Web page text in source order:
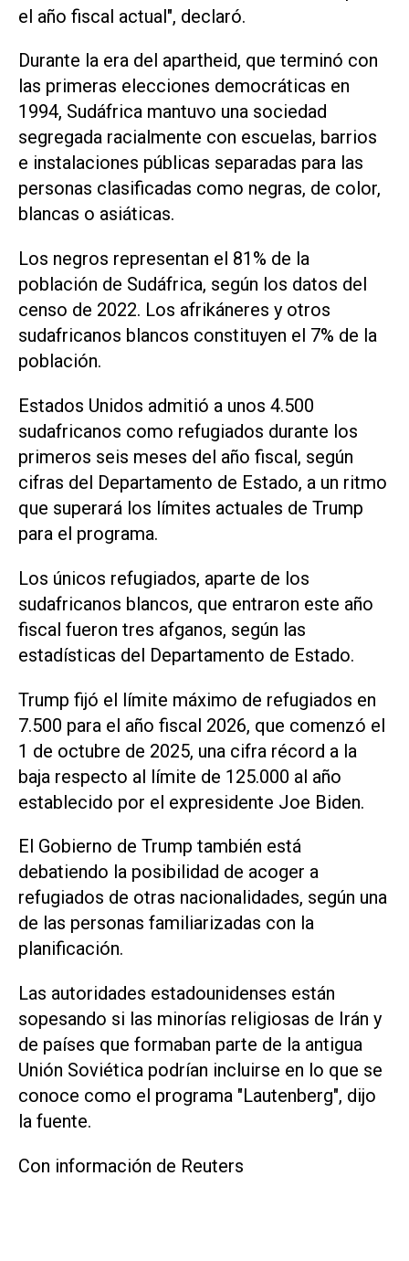
el año fiscal actual", declaró.
Durante la era del apartheid, que terminó con
las primeras elecciones democráticas en
1994, Sudáfrica mantuvo una sociedad
segregada ⁠racialmente con escuelas, barrios
e instalaciones públicas separadas para las
personas clasificadas como negras, de color,
blancas o asiáticas.
Los negros representan el 81% de la
población de Sudáfrica, según los datos del
censo de 2022. Los afrikáneres y otros
sudafricanos blancos constituyen el 7% de la
población.
Estados Unidos admitió a unos 4.500
sudafricanos como refugiados durante los
primeros seis meses del año fiscal, según
cifras del Departamento de Estado, ‌a un ritmo
que superará los límites actuales de Trump
para el programa.
Los únicos refugiados, aparte de los
sudafricanos blancos, que entraron este año
fiscal fueron tres afganos, según las
estadísticas del Departamento de Estado.
Trump fijó el límite máximo de refugiados en
7.500 para el año fiscal 2026, que comenzó el
1 de octubre ‌de 2025, una cifra récord a la
baja respecto al límite de 125.000 al año
establecido por el expresidente Joe Biden.
El Gobierno de Trump también está
debatiendo la ‌posibilidad de acoger a
⁠refugiados de otras nacionalidades, según una
de las personas familiarizadas con la
planificación.
Las autoridades estadounidenses están
sopesando si las minorías religiosas ​de Irán y
de países que formaban parte de la antigua
Unión Soviética podrían incluirse en lo que se
conoce como el programa "Lautenberg", dijo
la fuente.
Con información de Reuters